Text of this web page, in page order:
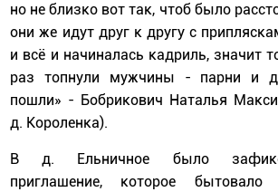
но не близко вот так, чтоб было
они же идут друг к другу с
и всё и начиналась кадриль, значит
раз топнули мужчины - парни и
пошли» - Бобрикович Наталья
д. Короленка).
В д. Ельничное было
приглашение, которое бытовало